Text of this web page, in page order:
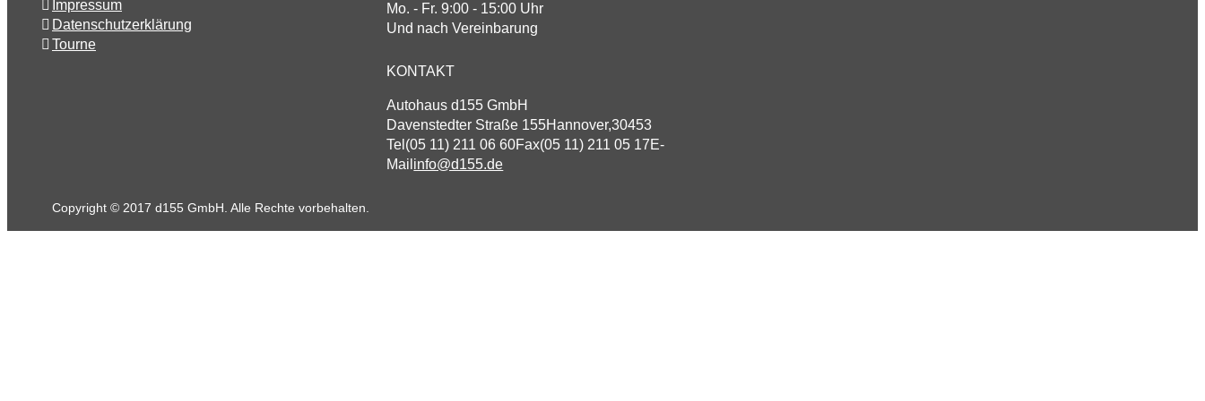
Impressum
Datenschutzerklärung
Tourne
Mo. - Fr. 9:00 - 15:00 Uhr
Und nach Vereinbarung
KONTAKT
Autohaus d155 GmbH
Davenstedter Straße 155Hannover,30453
Tel (05 11) 211 06 60Fax(05 11) 211 05 17E-
Mail info@d155.de
Copyright © 2017 d155 GmbH. Alle Rechte vorbehalten.